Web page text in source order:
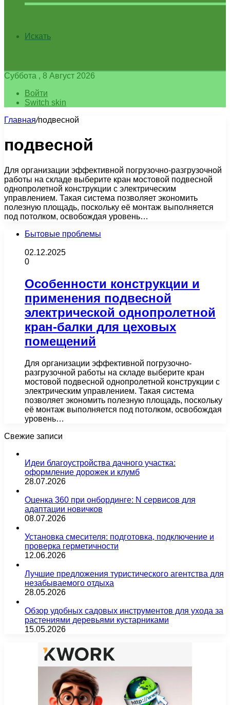
Искать
Суббота , 8 Август 2026
Войти
Switch skin
Главная/подвесной
подвесной
Для организации эффективной погрузочно-разгрузочной
работы на складе выберите кран мостовой подвесной
однопролетной конструкции с электрическим
управлением. Такая система позволяет экономить
полезную площадь, поскольку её монтаж выполняется
под потолком, освобождая уровень…
Бытовые проблемы
02.12.2025
0
Особенности конструкции и
применения подвесной
электрической однопролетной
кран-балки для цеховых
помещений
Для организации эффективной погрузочно-
разгрузочной работы на складе выберите кран
мостовой подвесной однопролетной конструкции с
электрическим управлением. Такая система
позволяет экономить полезную площадь, поскольку
её монтаж выполняется под потолком, освобождая
уровень…
Свежие записи
Идеи благоустройства дачного участка:
оформление дорожек и клумб
28.07.2026
Оценка 360 при онбординге: N сервисов для
адаптации новичков
08.07.2026
Установка смесителя: подготовка, подключение и
проверка герметичности
12.06.2026
Лучшие предложения туристического агентства для
незабываемого отдыха
28.05.2026
Обзор удобных садовых инструментов для ухода за
растениями деревьями кустарниками
15.05.2026